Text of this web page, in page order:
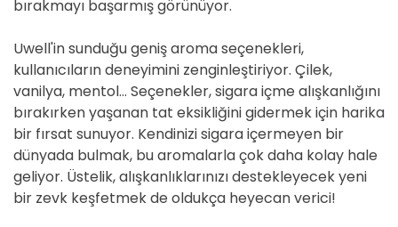
bırakmayı başarmış görünüyor.
Uwell'in sunduğu geniş aroma seçenekleri,
kullanıcıların deneyimini zenginleştiriyor. Çilek,
vanilya, mentol… Seçenekler, sigara içme alışkanlığını
bırakırken yaşanan tat eksikliğini gidermek için harika
bir fırsat sunuyor. Kendinizi sigara içermeyen bir
dünyada bulmak, bu aromalarla çok daha kolay hale
geliyor. Üstelik, alışkanlıklarınızı destekleyecek yeni
bir zevk keşfetmek de oldukça heyecan verici!